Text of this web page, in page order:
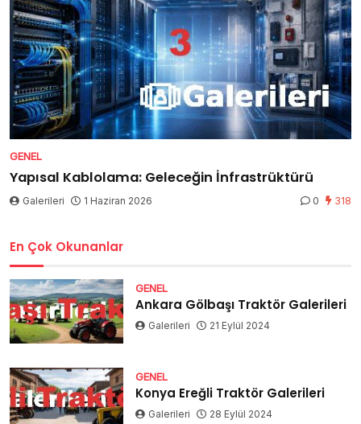
GENEL
Yapısal Kablolama: Geleceğin İnfrastrüktürü
Galerileri 1 Haziran 2026 0 318
En Çok Okunanlar
GENEL
Ankara Gölbaşı Traktör Galerileri
Galerileri 21 Eylül 2024
GENEL
Konya Ereğli Traktör Galerileri
Galerileri 28 Eylül 2024